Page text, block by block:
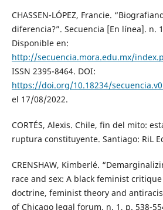
CHASSEN-LÓPEZ, Francie.
diferencia?”. Secuencia [En línea]. n.
Disponible en:
http://secuencia.mora.edu.mx/
ISSN 2395-8464. DOI:
https://doi.org/10.18234/
el 17/08/2022.
CORTÉS, Alexis. Chile, fin del mito:
ruptura constituyente. Santiago: RiL
CRENSHAW, Kimberlé.
race and sex: A black feminist
doctrine, feminist theory and
of Chicago legal forum, n. 1, p. 538-